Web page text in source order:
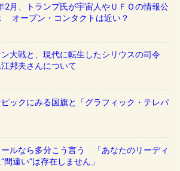
2月、トランプ氏が宇宙人やＵＦＯの情報公
オープン・コンタクトは近い？
大戦と、現代に転生したシリウスの司令
邦夫さんについて
ックにみる国旗と「グラフィック・テレパ
ルなら多分こう言う 「あなたのリーディ
間違い”は存在しません」